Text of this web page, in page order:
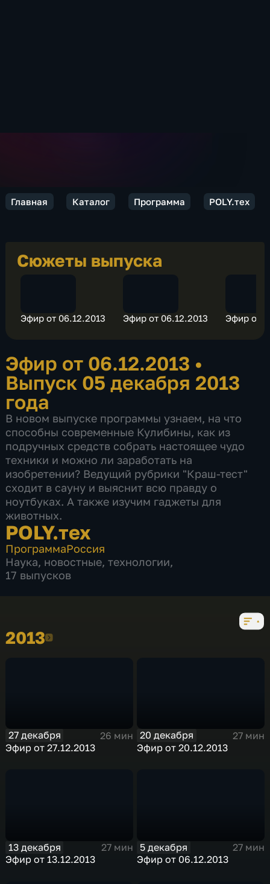
Главная Каталог Программа POLY.тех
Сюжеты выпуска
Эфир от 06.12.2013 Эфир от 06.12.2013 Эфир от
Эфир от 06.12.2013 •
Выпуск 05 декабря 2013
года
В новом выпуске программы узнаем, на что
способны современные Кулибины, как из
подручных средств собрать настоящее чудо
техники и можно ли заработать на
изобретении? Ведущий рубрики "Краш-тест"
сходит в сауну и выяснит всю правду о
ноутбуках. А также изучим гаджеты для
животных.
POLY.тех
ПрограммаРоссия
Наука, новостные,технологии,
17 выпусков
20132013
27 декабря
26 мин
Эфир от 27.12.2013
20 декабря
27 мин
Эфир от 20.12.2013
13 декабря
27 мин
Эфир от 13.12.2013
5 декабря
27 мин
Эфир от 06.12.2013